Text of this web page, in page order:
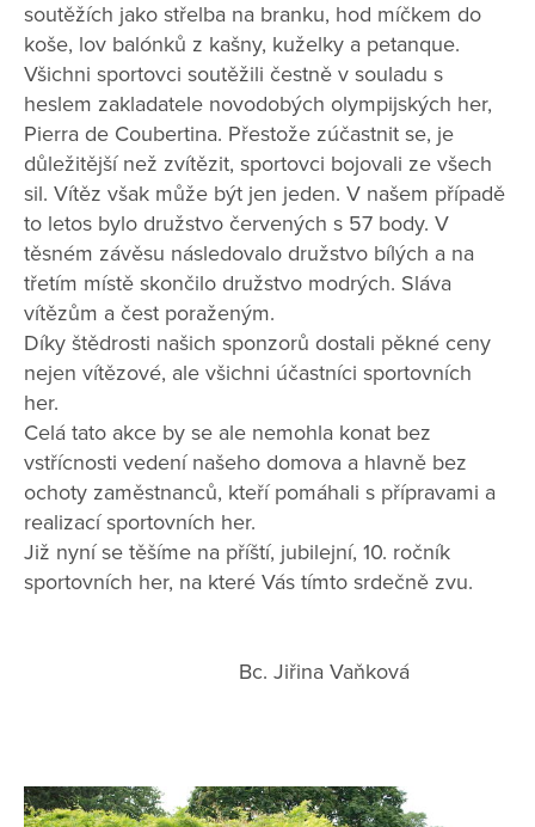
soutěžích jako střelba na branku, hod míčkem do
koše, lov balónků z kašny, kuželky a petanque.
Všichni sportovci soutěžili čestně v souladu s
heslem zakladatele novodobých olympijských her,
Pierra de Coubertina. Přestože zúčastnit se, je
důležitější než zvítězit, sportovci bojovali ze všech
sil. Vítěz však může být jen jeden. V našem případě
to letos bylo družstvo červených s 57 body. V
těsném závěsu následovalo družstvo bílých a na
třetím místě skončilo družstvo modrých. Sláva
vítězům a čest poraženým.
Díky štědrosti našich sponzorů dostali pěkné ceny
nejen vítězové, ale všichni účastníci sportovních
her.
Celá tato akce by se ale nemohla konat bez
vstřícnosti vedení našeho domova a hlavně bez
ochoty zaměstnanců, kteří pomáhali s přípravami a
realizací sportovních her.
Již nyní se těšíme na příští, jubilejní, 10. ročník
sportovních her, na které Vás tímto srdečně zvu.
Bc. Jiřina Vaňková